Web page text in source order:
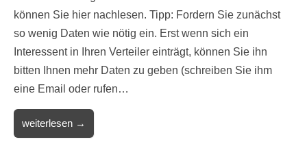
können Sie hier nachlesen. Tipp: Fordern Sie zunächst
so wenig Daten wie nötig ein. Erst wenn sich ein
Interessent in Ihren Verteiler einträgt, können Sie ihn
bitten Ihnen mehr Daten zu geben (schreiben Sie ihm
eine Email oder rufen…
weiterlesen →